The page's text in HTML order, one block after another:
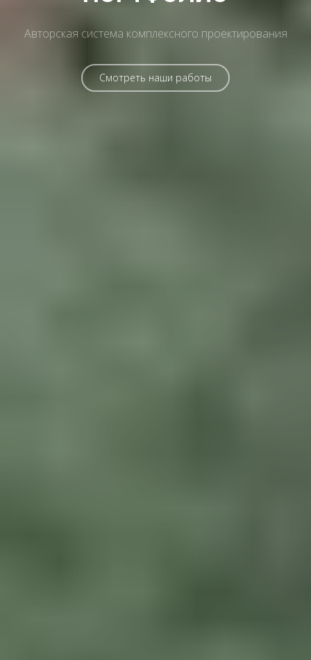
Авторская система комплексного проектирования
Смотреть наши работы